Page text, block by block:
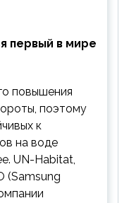
первый в мире
повышения
поэтому
к
на воде
UN-Habitat,
(Samsung